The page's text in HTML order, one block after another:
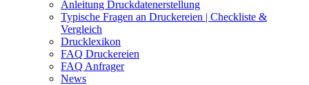
Anleitung Druckdatenerstellung
Typische Fragen an Druckereien | Checkliste &
Vergleich
Drucklexikon
FAQ Druckereien
FAQ Anfrager
News